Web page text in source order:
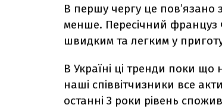
В першу чергу це
менше. Пересічний француз
швидким та легким у
В Україні ці тренди поки
наші співвітчизники все
останні 3 роки рівень